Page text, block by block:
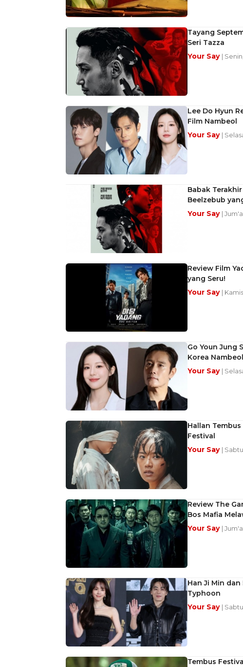
Tayang
Seri Tazza
Your Say |
Lee Do Hyun
Film Nambeol
Your Say |
Babak
Beelzebub
Your Say |
Review Film
yang Seru!
Your Say |
Go Youn Jung
Korea Nambeol
Your Say |
Hallan Tembus
Festival
Your Say |
Review The
Bos Mafia
Your Say |
Han Ji Min
Typhoon
Your Say |
Tembus